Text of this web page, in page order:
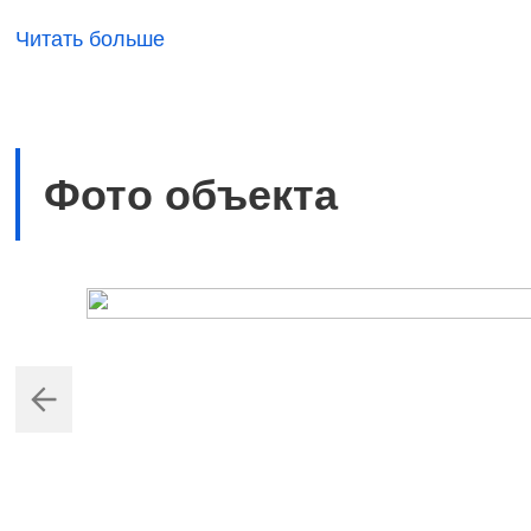
Общая площадь, включая цокольный этаж
Обустройство плоской крыши над гаражной
Здание состоит из четырех уровней:
-1 этаж: цокольное помещение,
1+ этаж: гараж на два авто, котельная,
Читать больше
Фото объекта